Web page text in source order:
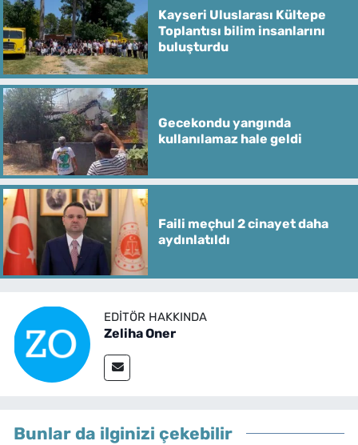
Kayseri Uluslarası Kültepe
Toplantısı bilim insanlarını
buluşturdu
Gecekondu yangında
kullanılamaz hale geldi
Faili meçhul 2 cinayet daha
aydınlatıldı
EDITÖR HAKKINDA
Zeliha Oner
Bunlar da ilginizi çekebilir